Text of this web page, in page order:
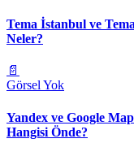
Tema İstanbul ve
Neler?
📄
Görsel Yok
Yandex ve Google
Hangisi Önde?